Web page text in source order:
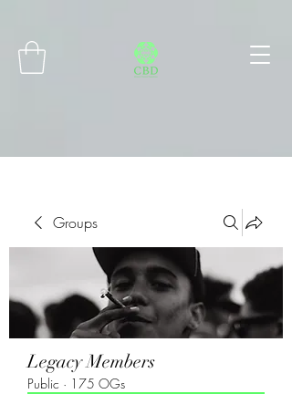
Groups
Legacy Members
Public · 175 OGs